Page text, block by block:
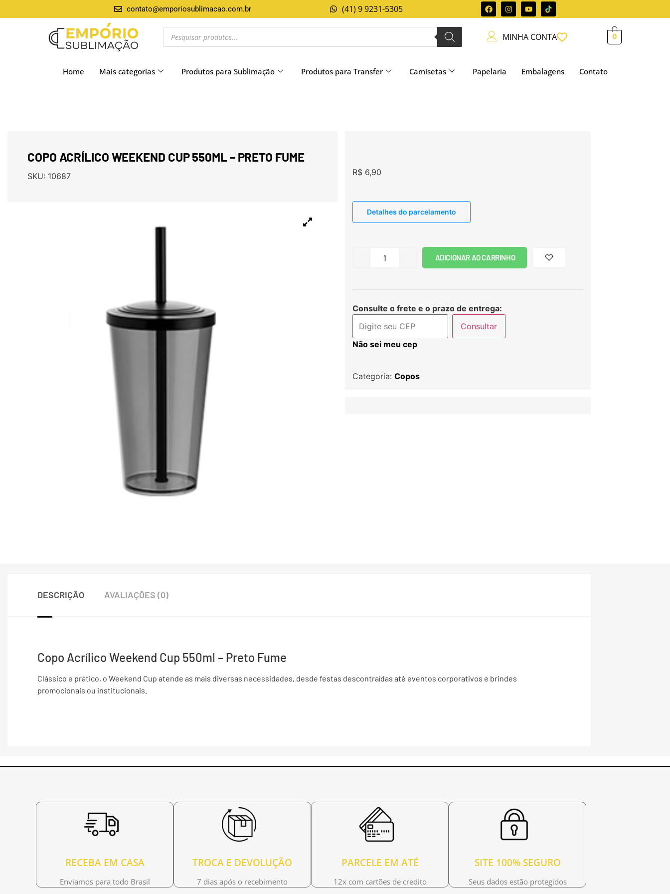
contato@emporiosublimacao.com.br (41) 9 9231-5305
MINHA CONTA 0
Home Mais categorias Produtos para Sublimação Produtos para Transfer Camisetas Papelaria Embalagens Contato
COPO ACRÍLICO WEEKEND CUP 550ML – PRETO FUME
SKU: 10687 R$6,90
Detalhes do parcelamento
ADICIONAR AO CARRINHO
Consulte o frete e o prazo de entrega:
Consultar
Não sei meu cep
Categoria: Copos
DESCRIÇÃO AVALIAÇÕES (0)
Copo Acrílico Weekend Cup 550ml – Preto Fume
Clássico e prático, o Weekend Cup atende as mais diversas necessidades, desde festas descontraídas até eventos corporativos e brindes
promocionais ou institucionais.
RECEBA EM CASA
Enviamos para todo Brasil
TROCA E DEVOLUÇÃO
7 dias após o recebimento
PARCELE EM ATÉ
12x com cartões de credito
SITE 100% SEGURO
Seus dados estão protegidos